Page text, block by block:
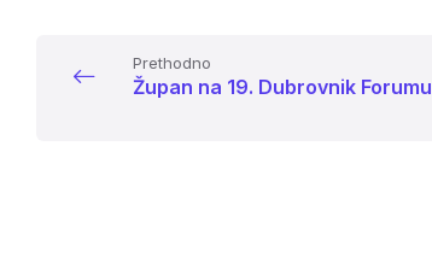
Prethodno
Župan na 19. Dubrovnik Forumu